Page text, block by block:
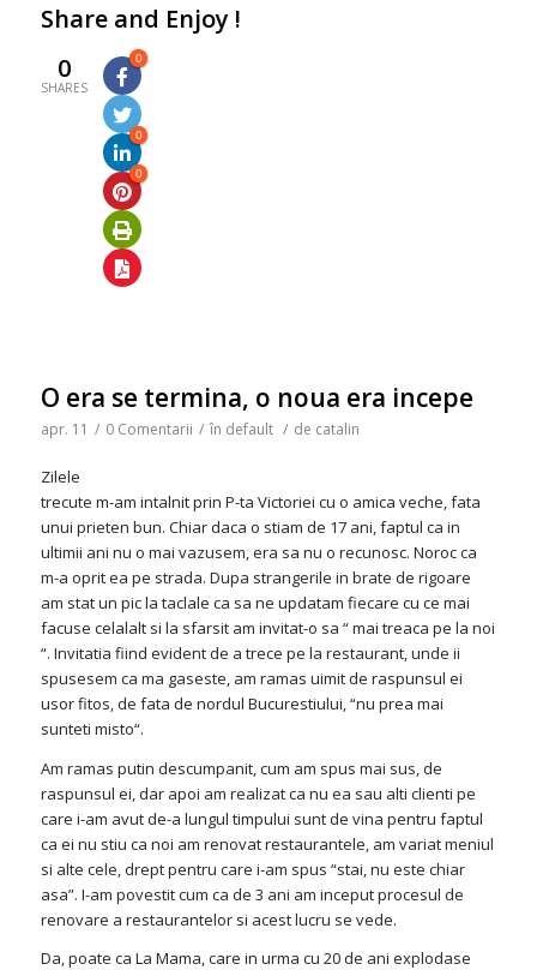
Share and Enjoy !
0
SHARES
0
0
0
O era se termina, o noua era incepe
apr. 11 / 0 Comentarii / în default / de catalin
Zilele
trecute m-am intalnit prin P-ta Victoriei cu o amica veche, fata
unui prieten bun. Chiar daca o stiam de 17 ani, faptul ca in
ultimii ani nu o mai vazusem, era sa nu o recunosc. Noroc ca
m-a oprit ea pe strada. Dupa strangerile in brate de rigoare
am stat un pic la taclale ca sa ne updatam fiecare cu ce mai
facuse celalalt si la sfarsit am invitat-o sa “ mai treaca pe la noi
“. Invitatia fiind evident de a trece pe la restaurant, unde ii
spusesem ca ma gaseste, am ramas uimit de raspunsul ei
usor fitos, de fata de nordul Bucurestiului, “nu prea mai
sunteti misto“.
Am ramas putin descumpanit, cum am spus mai sus, de
raspunsul ei, dar apoi am realizat ca nu ea sau alti clienti pe
care i-am avut de-a lungul timpului sunt de vina pentru faptul
ca ei nu stiu ca noi am renovat restaurantele, am variat meniul
si alte cele, drept pentru care i-am spus “stai, nu este chiar
asa”. I-am povestit cum ca de 3 ani am inceput procesul de
renovare a restaurantelor si acest lucru se vede.
Da, poate ca La Mama, care in urma cu 20 de ani explodase